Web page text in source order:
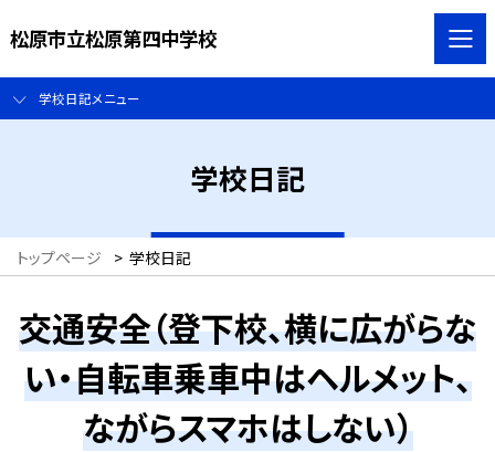
松原市立松原第四中学校
学校日記メニュー
学校日記
トップページ > 学校日記
交通安全（登下校、横に広がらな
い・自転車乗車中はヘルメット、
ながらスマホはしない）